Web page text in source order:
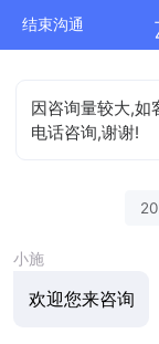
结束沟通
因咨询量较大,如
电话咨询,谢谢!
小施
欢迎您来咨询